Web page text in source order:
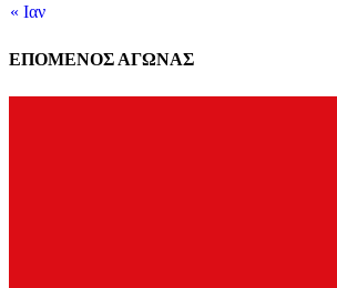
« Ιαν
ΕΠΟΜΕΝΟΣ ΑΓΩΝΑΣ